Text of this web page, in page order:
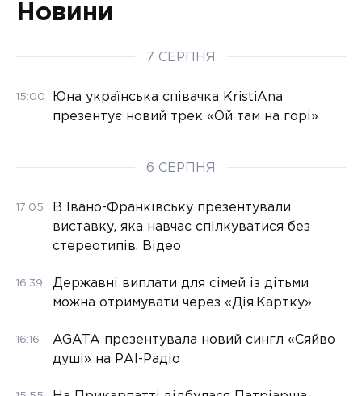
Новини
7 СЕРПНЯ
15:00
Юна українська співачка KristiAna
презентує новий трек «Ой там на горі»
6 СЕРПНЯ
17:05
В Івано-Франківську презентували
виставку, яка навчає спілкуватися без
стереотипів. Відео
16:39
Державні виплати для сімей із дітьми
можна отримувати через «Дія.Картку»
16:16
AGATA презентувала новий сингл «Сяйво
душі» на РАІ-Радіо